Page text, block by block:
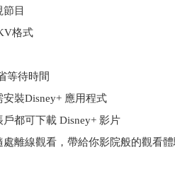
目
格式
等待時間
裝Disney+ 應用程式
都可下載 Disney+ 影片
離線觀看，帶給你影院般的觀看